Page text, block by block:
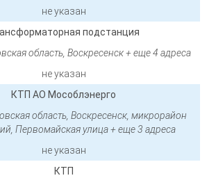
не указан
подстанция
область, Воскресенск + еще 4 адреса
не указан
КТП АО Мособлэнерго
область, Воскресенск, микрорайон
Первомайская улица + еще 3 адреса
не указан
КТП